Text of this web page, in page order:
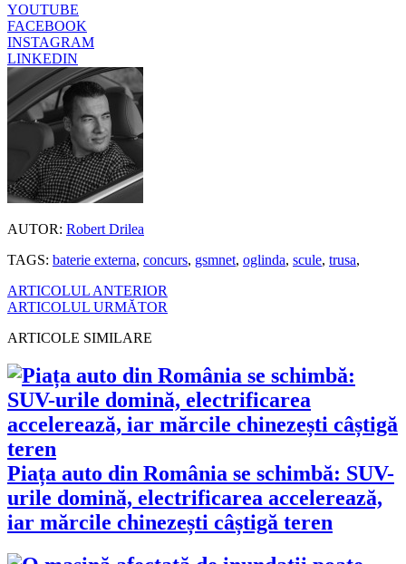
YOUTUBE
FACEBOOK
INSTAGRAM
LINKEDIN
AUTOR: Robert Drilea
TAGS: baterie externa, concurs, gsmnet, oglinda, scule, trusa,
ARTICOLUL ANTERIOR
ARTICOLUL URMĂTOR
ARTICOLE SIMILARE
Piața auto din România se schimbă: SUV-
urile domină, electrificarea accelerează,
iar mărcile chinezești câștigă teren